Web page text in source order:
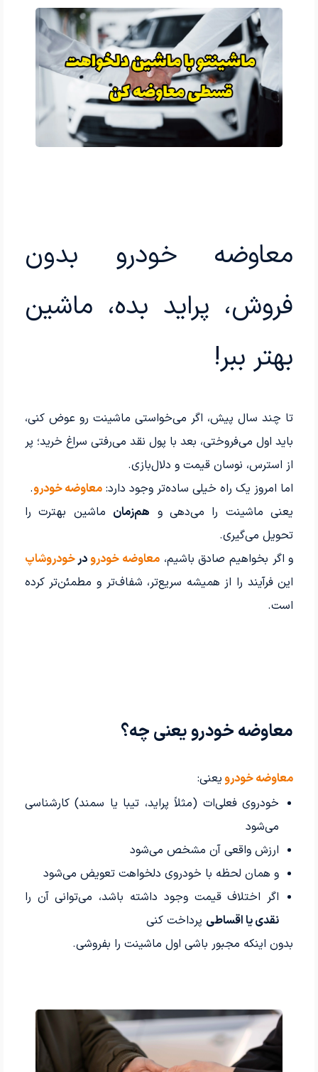
معاوضه خودرو بدون
فروش، پراید بده، ماشین
بهتر ببر!
تا چند سال پیش، اگر می‌خواستی ماشینت رو عوض کنی،
باید اول می‌فروختی، بعد با پول نقد می‌رفتی سراغ خرید؛ پر
از استرس، نوسان قیمت و دلال‌بازی.
اما امروز یک راه خیلی ساده‌تر وجود دارد: معاوضه خودرو.
یعنی ماشینت را می‌دهی و هم‌زمان ماشین بهترت را
تحویل می‌گیری.
و اگر بخواهیم صادق باشیم،معاوضه خودرو درخودروشاپ
این فرآیند را از همیشه سریع‌تر، شفاف‌تر و مطمئن‌تر کرده
است.
معاوضه خودرو یعنی چه؟
معاوضه خودرو یعنی:
خودروی فعلی‌ات (مثلاً پراید، تیبا یا سمند) کارشناسی
می‌شود
ارزش واقعی آن مشخص می‌شود
و همان لحظه با خودروی دلخواهت تعویض می‌شود
اگر اختلاف قیمت وجود داشته باشد، می‌توانی آن را
نقدی یا اقساطی پرداخت کنی
بدون اینکه مجبور باشی اول ماشینت را بفروشی.